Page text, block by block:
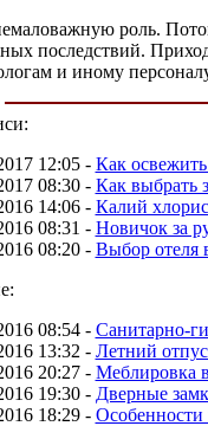
роль.
последствий.
и иному
12:05- Как
08:30- Как выбрать
14:06- Калий
08:31 - Новичок за
08:20- Выбор отеля
08:54- Санитарно-
13:32 - Летний
20:27- Меблировка
19:30- Дверные
18:29-